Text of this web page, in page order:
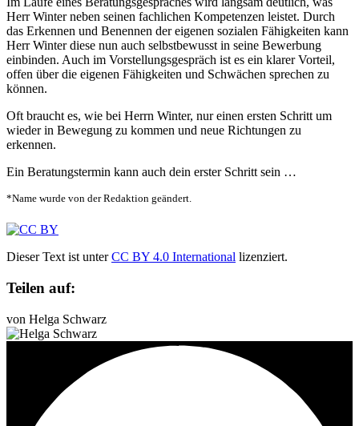
Herr Winter neben seinen fachlichen Kompetenzen leistet. Durch
das Erkennen und Benennen der eigenen sozialen Fähigkeiten kann
Herr Winter diese nun auch selbstbewusst in seine Bewerbung
einbinden. Auch im Vorstellungsgespräch ist es ein klarer Vorteil,
offen über die eigenen Fähigkeiten und Schwächen sprechen zu
können.
Oft braucht es, wie bei Herrn Winter, nur einen ersten Schritt um
wieder in Bewegung zu kommen und neue Richtungen zu
erkennen.
Ein Beratungstermin kann auch dein erster Schritt sein …
*Name wurde von der Redaktion geändert.
Dieser Text ist unterCC BY 4.0 International lizenziert.
Teilen auf:
von Helga Schwarz